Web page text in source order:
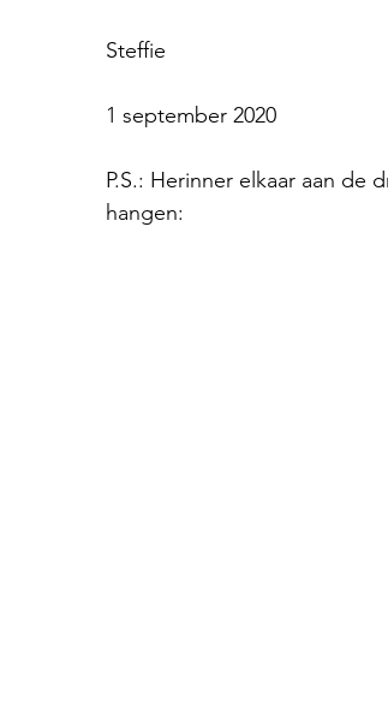
Steffie
1 september 2020
P.S.: Herinner elkaar aan de
hangen: